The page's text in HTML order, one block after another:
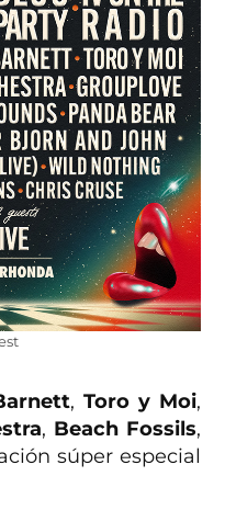
, Toro y Moi,
, Beach Fossils,
súper especial